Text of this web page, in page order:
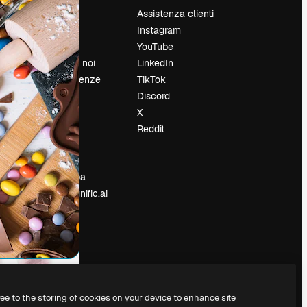
Prezzi
Chi siamo
Recensioni
Lavora con noi
Cerca tendenze
Blog
Eventi
Slidesgo
Vendi i tuoi
contenuti
Sala stampa
Cerchi magnific.ai
Assistenza clienti
Instagram
YouTube
LinkedIn
TikTok
Discord
X
Reddit
to the storing of cookies on your device to enhance site